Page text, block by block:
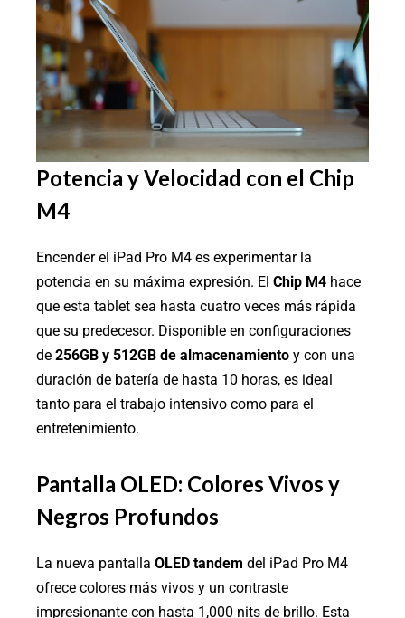
Potencia y Velocidad con el Chip
M4
Encender el iPad Pro M4 es experimentar la
potencia en su máxima expresión. El Chip M4 hace
que esta tablet sea hasta cuatro veces más rápida
que su predecesor. Disponible en configuraciones
de 256GB y 512GB de almacenamiento y con una
duración de batería de hasta 10 horas, es ideal
tanto para el trabajo intensivo como para el
entretenimiento.
Pantalla OLED: Colores Vivos y
Negros Profundos
La nueva pantalla OLED tandem del iPad Pro M4
ofrece colores más vivos y un contraste
impresionante con hasta 1,000 nits de brillo. Esta